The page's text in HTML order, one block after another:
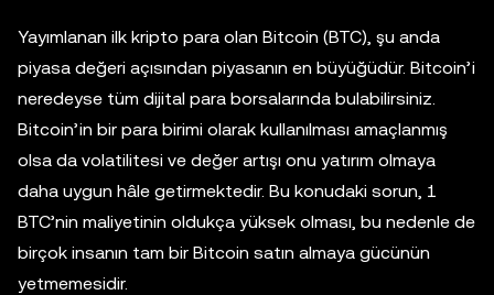
Yayımlanan ilk kripto para olan Bitcoin (BTC), şu anda
piyasa değeri açısından piyasanın en büyüğüdür. Bitcoin’i
neredeyse tüm dijital para borsalarında bulabilirsiniz.
Bitcoin’in bir para birimi olarak kullanılması amaçlanmış
olsa da volatilitesi ve değer artışı onu yatırım olmaya
daha uygun hâle getirmektedir. Bu konudaki sorun, 1
BTC’nin maliyetinin oldukça yüksek olması, bu nedenle de
birçok insanın tam bir Bitcoin satın almaya gücünün
yetmemesidir.